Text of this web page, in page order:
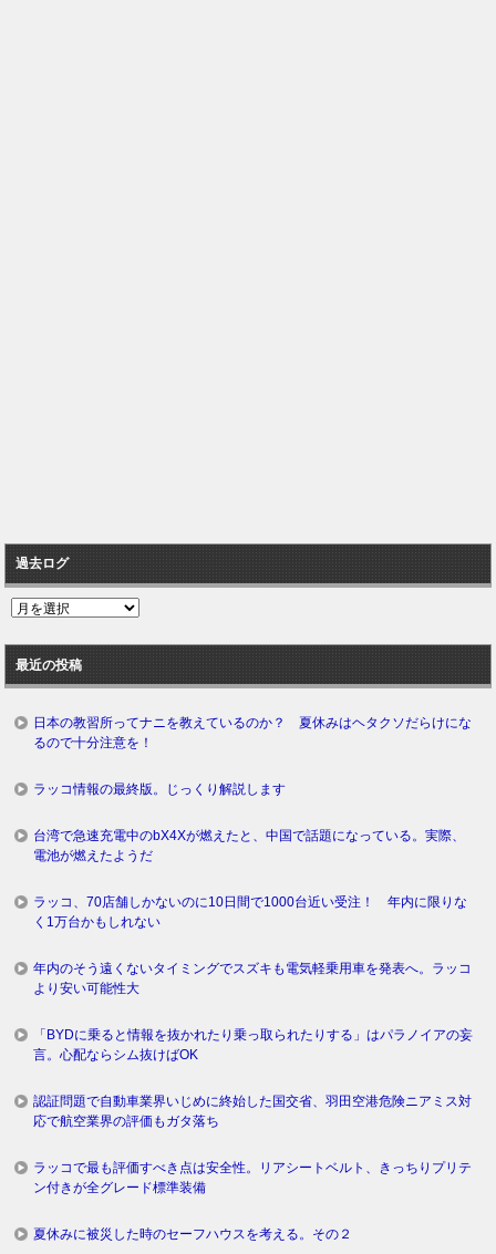
過去ログ
過
ロ
グ
最近の投稿
日本の教習所ってナニを教えているのか？ 夏休みはヘタクソだらけにな
るので十分注意を！
ラッコ情報の最終版。じっくり解説します
台湾で急速充電中のbX4Xが燃えたと、中国で話題になっている。実際、
電池が燃えたようだ
ラッコ、70店舗しかないのに10日間で1000台近い受注！ 年内に限りな
く1万台かもしれない
年内のそう遠くないタイミングでスズキも電気軽乗用車を発表へ。ラッコ
より安い可能性大
「BYDに乗ると情報を抜かれたり乗っ取られたりする」はパラノイアの妄
言。心配ならシム抜けばOK
認証問題で自動車業界いじめに終始した国交省、羽田空港危険ニアミス対
応で航空業界の評価もガタ落ち
ラッコで最も評価すべき点は安全性。リアシートベルト、きっちりプリテ
ン付きが全グレード標準装備
夏休みに被災した時のセーフハウスを考える。その２